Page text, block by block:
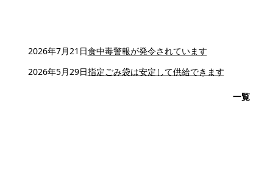
2026年7月21日食中毒警報が発令されています
2026年5月29日指定ごみ袋は安定して供給できます
一覧